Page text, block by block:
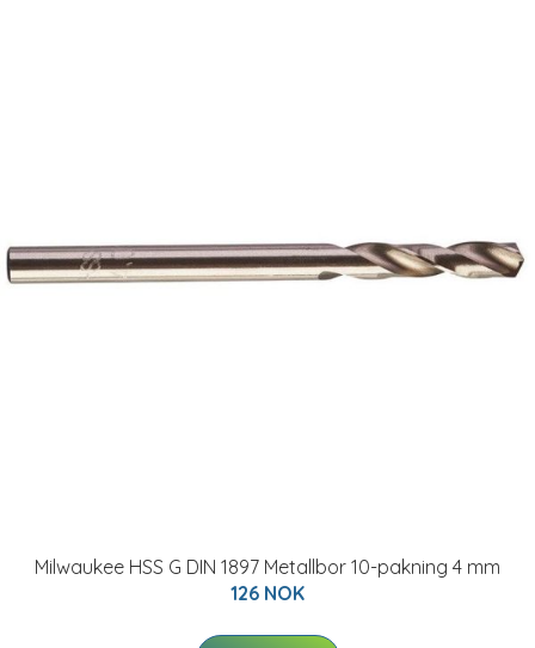
Milwaukee HSS G DIN 1897 Metallbor 10-pakning 4 mm
126 NOK